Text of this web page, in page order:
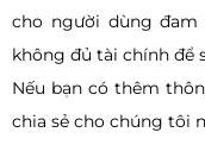
cho người dùng
không đủ tài chính để
Nếu bạn có thêm
chia sẻ cho chúng tôi